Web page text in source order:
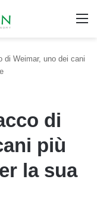
di Weimar, uno dei cani
di
più
la sua